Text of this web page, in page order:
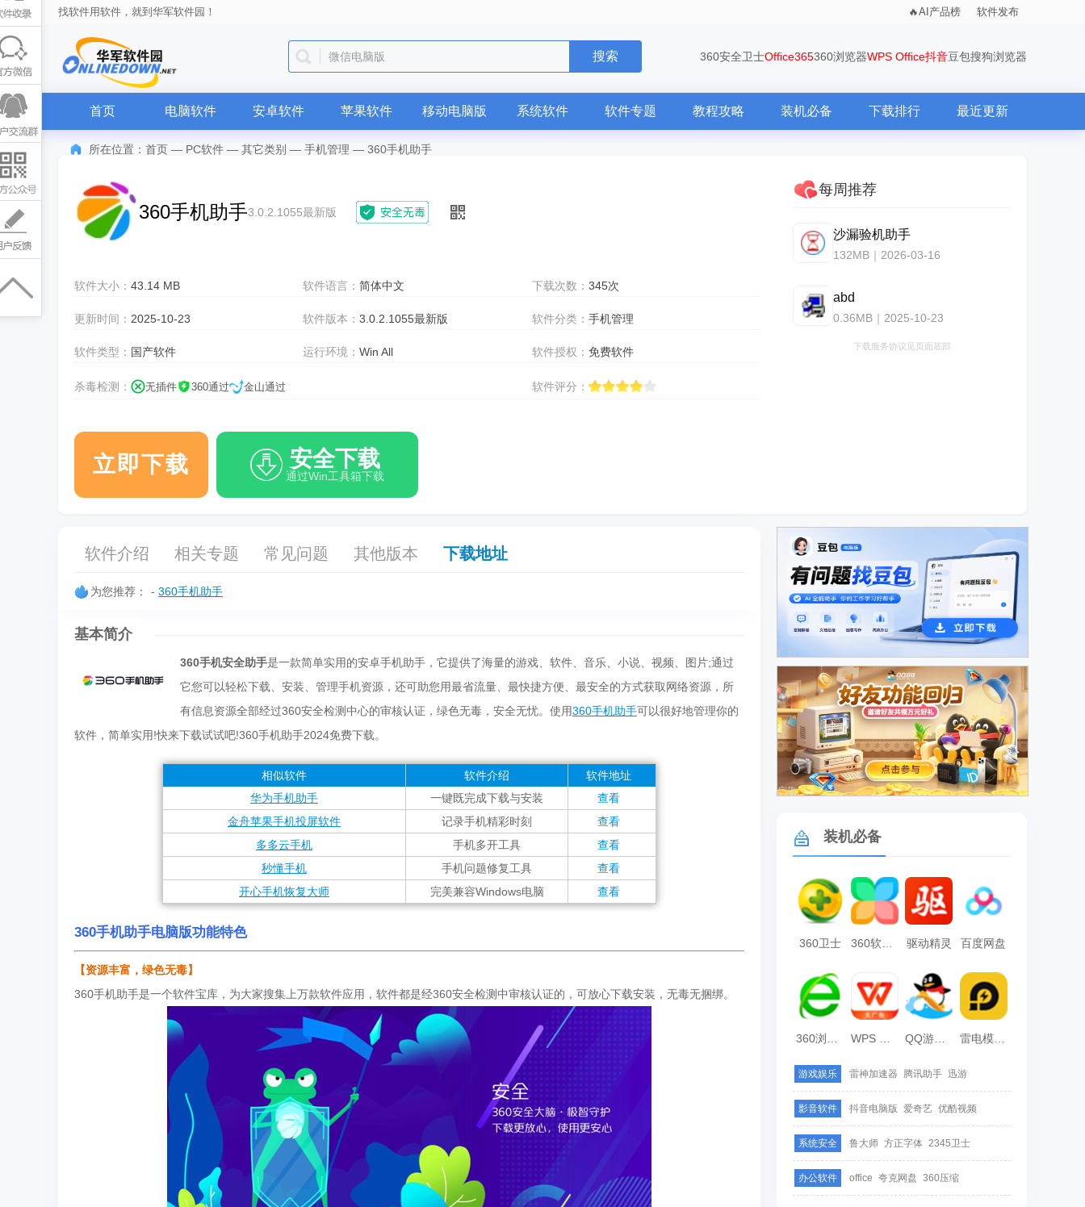
找软件用软件，就到华军软件园！ AI产品榜 软件发布
微信电脑版 搜索 360安全卫士Office365360浏览器WPS Office抖音豆包搜狗浏览器
首页 电脑软件 安卓软件 苹果软件 移动电脑版 系统软件 软件专题 教程攻略 装机必备 下载排行 最近更新
所在位置： 首页 — PC软件 — 其它类别 — 手机管理 — 360手机助手
360手机助手3.0.2.1055最新版
软件大小： 43.14 MB 软件语言：简体中文 下载次数： 345次
更新时间： 2025-10-23 软件版本：3.0.2.1055最新版 软件分类： 手机管理
软件类型： 国产软件 运行环境：Win All 软件授权： 免费软件
杀毒检测： 无插件 360通过 金山通过 软件评分：
立即下载 安全下载
通过Win工具箱下载
每周推荐
沙漏验机助手
132MB｜2026-03-16
abd
0.36MB｜2025-10-23
下载服务协议见页面底部
软件介绍 相关专题 常见问题 其他版本 下载地址
为您推荐： - 360手机助手
基本简介
360手机安全助手是一款简单实用的安卓手机助手，它提供了海量的游戏、软件、音乐、小说、视频、图片;通过
它您可以轻松下载、安装、管理手机资源，还可助您用最省流量、最快捷方便、最安全的方式获取网络资源，所
有信息资源全部经过360安全检测中心的审核认证，绿色无毒，安全无忧。使用360手机助手可以很好地管理你的
软件，简单实用!快来下载试试吧!360手机助手2024免费下载。
相似软件 软件介绍
软件地址
华为手机助手
一键既完成下载与安装
查看
金舟苹果手机投屏软件
记录手机精彩时刻
查看
多多云手机
手机多开工具
查看
秒懂手机
手机问题修复工具
查看
开心手机恢复大师
完美兼容Windows电脑 查看
360手机助手电脑版功能特色
【资源丰富，绿色无毒】
360手机助手是一个软件宝库，为大家搜集上万款软件应用，软件都是经360安全检测中审核认证的，可放心下载安装，无毒无捆绑。
广告
广告
装机必备
360卫士 360软件管家 驱动精灵 百度网盘
雷电模拟器
游戏娱乐 雷神加速器 腾讯助手 迅游
影音软件 抖音电脑版 爱奇艺 优酷视频
系统安全 鲁大师 方正字体 2345卫士
办公软件 office 夸克网盘 360压缩